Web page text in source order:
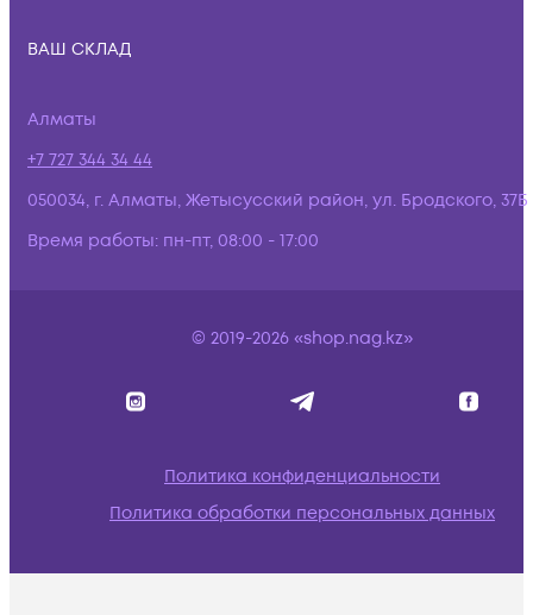
ВАШ СКЛАД
Алматы
+7 727 344 34 44
050034, г. Алматы, Жетысусский район, ул. Бродского, 37Б
Время работы: пн-пт, 08:00 - 17:00
© 2019-2026 «shop.nag.kz»
Политика конфиденциальности
Политика обработки персональных данных